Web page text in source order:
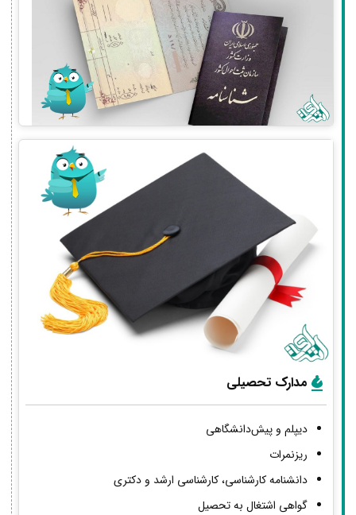
مدارک تحصیلی
دیپلم و پیش‌دانشگاهی
ریزنمرات
دانشنامه کارشناسی، کارشناسی ارشد و دکتری
گواهی اشتغال به تحصیل